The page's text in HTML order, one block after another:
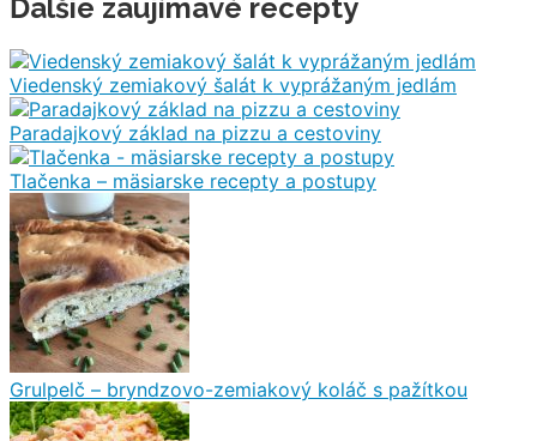
Ďalšie zaujímavé recepty
Viedenský zemiakový šalát k vyprážaným jedlám
Paradajkový základ na pizzu a cestoviny
Tlačenka – mäsiarske recepty a postupy
Grulpelč – bryndzovo-zemiakový koláč s pažítkou